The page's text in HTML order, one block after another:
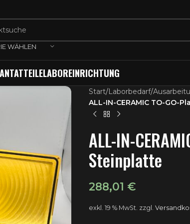
WÄHLEN
LABOREINRICHTUNG
Start/Laborbedarf/
ALL-IN-CERAMIC TO-GO-
ALL-IN-
Steinplatte
288,01 €
exkl. 19 % MwSt. zzgl.